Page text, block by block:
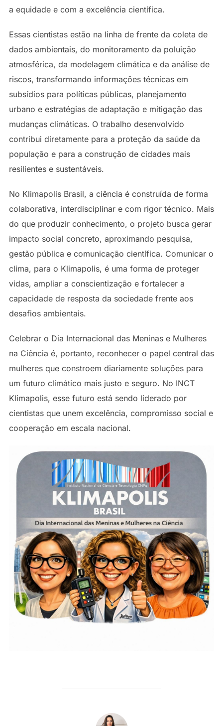
a equidade e com a excelência científica.
Essas cientistas estão na linha de frente da coleta de
dados ambientais, do monitoramento da poluição
atmosférica, da modelagem climática e da análise de
riscos, transformando informações técnicas em
subsídios para políticas públicas, planejamento
urbano e estratégias de adaptação e mitigação das
mudanças climáticas. O trabalho desenvolvido
contribui diretamente para a proteção da saúde da
população e para a construção de cidades mais
resilientes e sustentáveis.
No Klimapolis Brasil, a ciência é construída de forma
colaborativa, interdisciplinar e com rigor técnico. Mais
do que produzir conhecimento, o projeto busca gerar
impacto social concreto, aproximando pesquisa,
gestão pública e comunicação científica. Comunicar o
clima, para o Klimapolis, é uma forma de proteger
vidas, ampliar a conscientização e fortalecer a
capacidade de resposta da sociedade frente aos
desafios ambientais.
Celebrar o Dia Internacional das Meninas e Mulheres
na Ciência é, portanto, reconhecer o papel central das
mulheres que constroem diariamente soluções para
um futuro climático mais justo e seguro. No INCT
Klimapolis, esse futuro está sendo liderado por
cientistas que unem excelência, compromisso social e
cooperação em escala nacional.
AUTOR DO POST